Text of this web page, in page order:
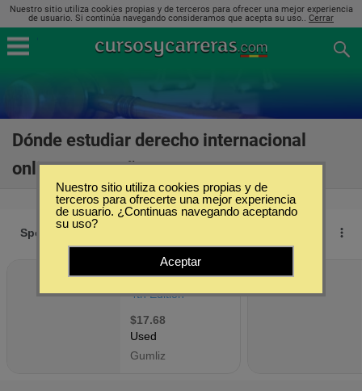
Nuestro sitio utiliza cookies propias y de terceros para ofrecer una mejor experiencia
de usuario. Si continúa navegando consideramos que acepta su uso.. Cerrar
Dónde estudiar derecho internacional
online en España
Nuestro sitio utiliza cookies propias y de
terceros para ofrecerte una mejor experiencia
de usuario. ¿Continuas navegando aceptando
su uso?
Aceptar